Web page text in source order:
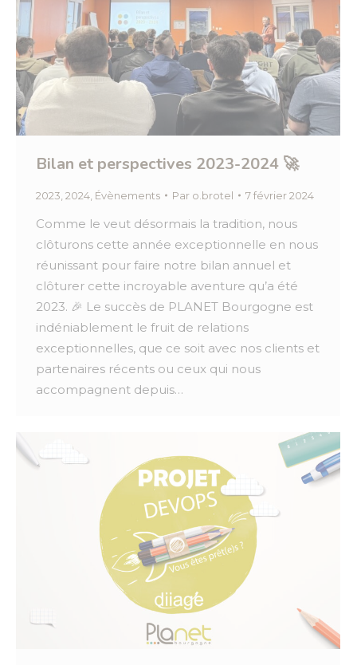
Bilan et perspectives 2023-2024 🚀
2023, 2024, Évènements Par o.brotel 7 février 2024
Comme le veut désormais la tradition, nous
clôturons cette année exceptionnelle en nous
réunissant pour faire notre bilan annuel et
clôturer cette incroyable aventure qu’a été
2023. 🎉 Le succès de PLANET Bourgogne est
indéniablement le fruit de relations
exceptionnelles, que ce soit avec nos clients et
partenaires récents ou ceux qui nous
accompagnent depuis…